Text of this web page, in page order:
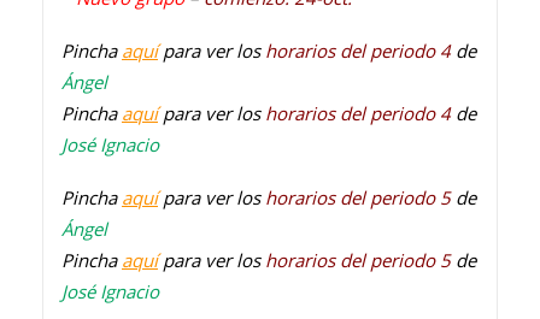
Pincha aquípara ver los horarios del periodo 4 de
Ángel
Pincha aquípara ver los horarios del periodo 4 de
José Ignacio
Pincha aquípara ver los horarios del periodo 5 de
Ángel
Pincha aquípara ver los horarios del periodo 5 de
José Ignacio